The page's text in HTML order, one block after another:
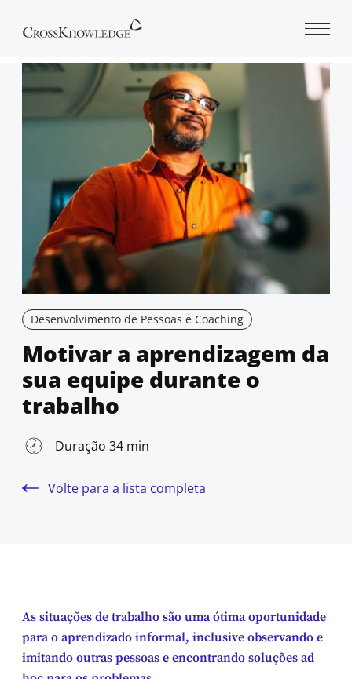
Desenvolvimento de Pessoas e Coaching
Motivar a aprendizagem da
sua equipe durante o
trabalho
Duração 34 min
Volte para a lista completa
As situações de trabalho são uma ótima oportunidade
para o aprendizado informal, inclusive observando e
imitando outras pessoas e encontrando soluções ad